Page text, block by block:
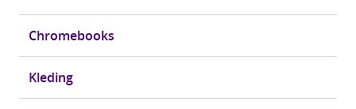
Chromebooks
Kleding